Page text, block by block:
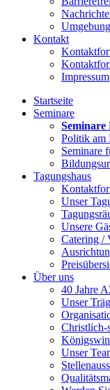
Umgebung
Kontakt
Impressum
Startseite
Seminare
Seminare
Politik am
Seminare
Tagungshaus
Unser
Unsere
Catering /
Über uns
40 Jahre
Unser
Christlich-
Unser